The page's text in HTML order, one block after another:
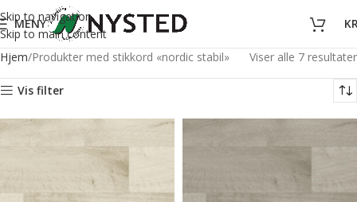
Skip to navigation
Skip to main content
MENY
Hjem Produkter med stikkord «nordic stabil» Viser alle 7 resultater
Vis filter